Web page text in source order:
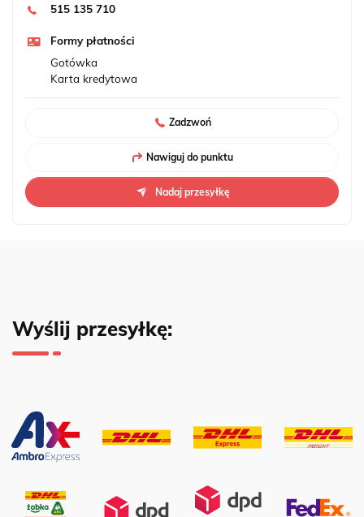
515 135 710
Formy płatności
Gotówka
Karta kredytowa
Zadzwoń
Nawiguj do punktu
Nadaj przesyłkę
Wyślij przesyłkę: